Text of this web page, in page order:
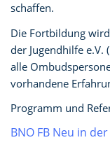
schaffen.
Die Fortbildung
der Jugendhilfe e.V.
alle
vorhandene
Programm und
BNO FB Neu in